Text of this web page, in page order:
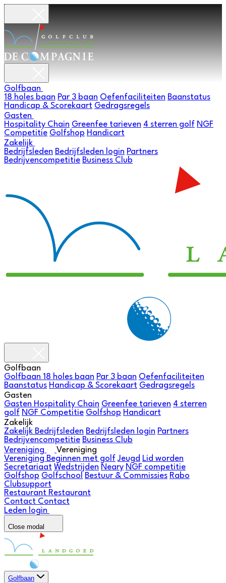
Golfbaan
18 holes baan Par 3 baan Oefenfaciliteiten Baanstatus
Handicap & Scorekaart Gedragsregels
Gasten
Hospitality Chain Greenfee tarieven 4 sterren golf NGF
Competitie Golfshop Handicart
Zakelijk
Bedrijfsleden Bedrijfsleden login Partners
Bedrijvencompetitie Business Club
Golfbaan
Golfbaan 18 holes baan Par 3 baan Oefenfaciliteiten
Baanstatus Handicap & Scorekaart Gedragsregels
Gasten
Gasten Hospitality Chain Greenfee tarieven 4 sterren
golf NGF Competitie Golfshop Handicart
Zakelijk
Zakelijk Bedrijfsleden Bedrijfsleden login Partners
Bedrijvencompetitie Business Club
Vereniging
Vereniging
Vereniging Beginnen met golf Jeugd Lid worden
Secretariaat Wedstrijden Neary NGF competitie
Golfshop Golfschool Bestuur & Commissies Rabo
Clubsupport
Restaurant Restaurant
Contact Contact
Leden login
Close modal
Golfbaan